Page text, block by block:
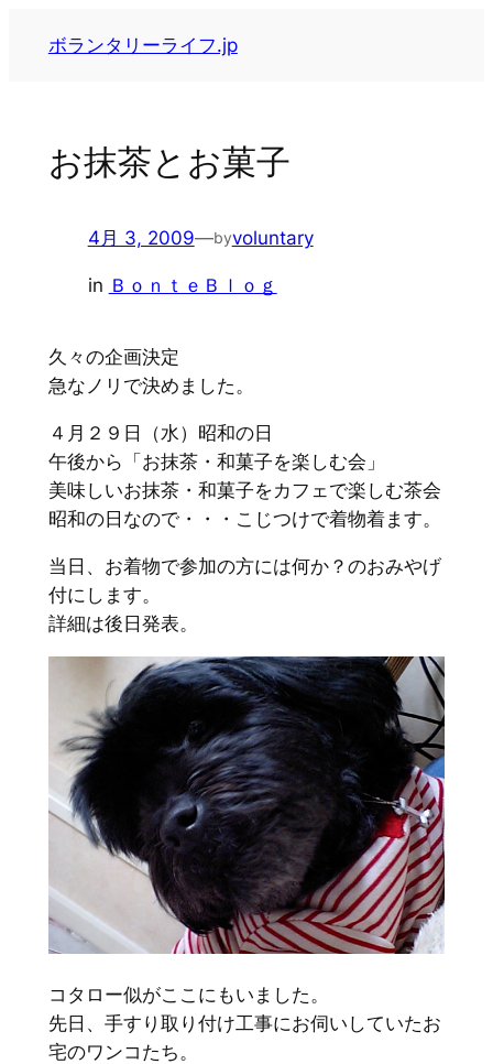
ボランタリーライフ.jp
お抹茶とお菓子
4月 3, 2009—byvoluntary
in ＢｏｎｔｅＢｌｏｇ
久々の企画決定
急なノリで決めました。
４月２９日（水）昭和の日
午後から「お抹茶・和菓子を楽しむ会」
美味しいお抹茶・和菓子をカフェで楽しむ茶会
昭和の日なので・・・こじつけで着物着ます。
当日、お着物で参加の方には何か？のおみやげ
付にします。
詳細は後日発表。
コタロー似がここにもいました。
先日、手すり取り付け工事にお伺いしていたお
宅のワンコたち。